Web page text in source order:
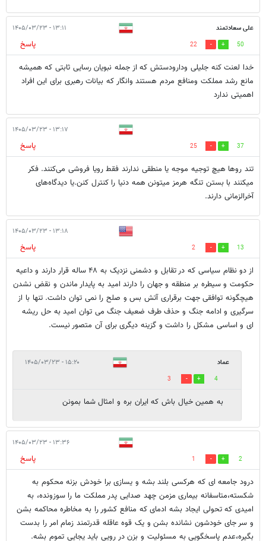
علی سعادتمند ۱۳:۱۱ - ۱۴۰۵/۰۳/۲۳
50
22
پاسخ
خدا لعنت کنه جلیلی ودارودستش که از جمله نبویان رسایی ثابتی که همیشه
مانع رشد مملکت ومنافع مردم هستند وانگار که بیانات رهبری برای این افراد
اهمیتی ندارد
۱۳:۱۷ - ۱۴۰۵/۰۳/۲۳
37
25
پاسخ
تند روها هیچ توجیه موجه یا منطقی ندارند فقط رویا فروشی می‌کنند. فکر
میکنند با بستن تنگه هرمز میتونن همه دنیا را کنترل کنن.یا دیدگاه‌های
آخرالزمانی دارند.
۱۳:۱۸ - ۱۴۰۵/۰۳/۲۳
13
2
پاسخ
از دو نظام سیاسی که در تقابل و دشمنی نزدیک به ۴۸ ساله قرار دارند و داعیه
حکومت و سیطره بر منطقه و جهان را دارند امید به پایدار ماندن و نقض نشدن
هیچگونه توافقی جهت برقراری آتش بس و صلح را نمی توان داشت. تنها با از
سرگیری و ادامه جنگ و حذف طرف ضعیف جنگ می توان امید به حل ریشه
ای و اساسی مشکل را داشت و گزینه دیگری برای آن متصور نیست.
عماد ۱۵:۲۰ - ۱۴۰۵/۰۳/۲۳
4
3
به همین خیال باش که ایران بره و امثال شما بمونن
۱۳:۳۶ - ۱۴۰۵/۰۳/۲۳
2
1
پاسخ
درود جامعه ای که هرکسی بلند بشه و یسازی برا خودش بزنه محکوم به
شکسته،متاسفانه بیماری مزمن چهد صدایی پدر مملکت ما را سوزونده، به
امیدی که تحولی ایجاد بشه ادمای که منافع کشور را به مخاطره محاکمه بشن
و سر جای خودشون نشانده بشن و یک قوه عاقله قدرتمند زمام امر را بدست
بگیره،عدم پاسخگویی به مسئولیت و بزن در رویی باید یجایی تموم بشه.